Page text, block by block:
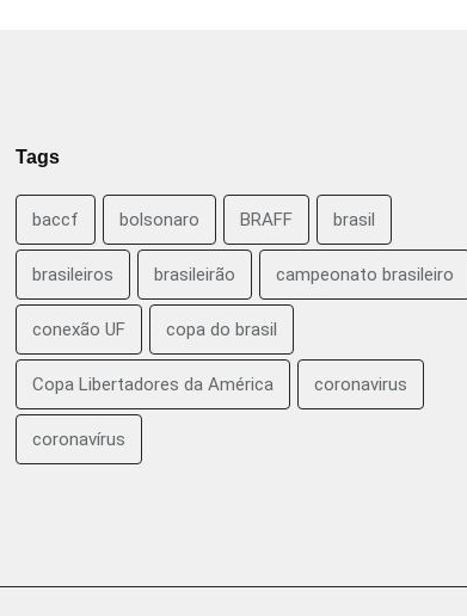
Tags
baccf bolsonaro BRAFF brasil
brasileiros brasileirão campeonato brasileiro
conexão UF copa do brasil
Copa Libertadores da América coronavirus
coronavírus